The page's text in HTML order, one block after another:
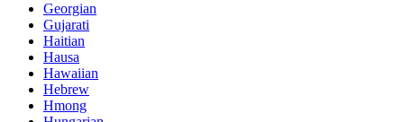
Georgian
Gujarati
Haitian
Hausa
Hawaiian
Hebrew
Hmong